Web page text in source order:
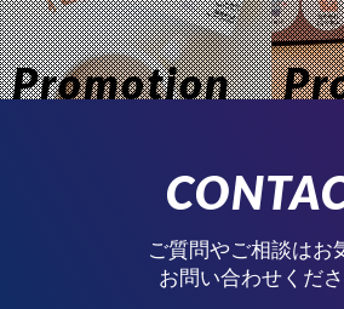
Promotion
ご質問やご相談はお
お問い合わせくださ